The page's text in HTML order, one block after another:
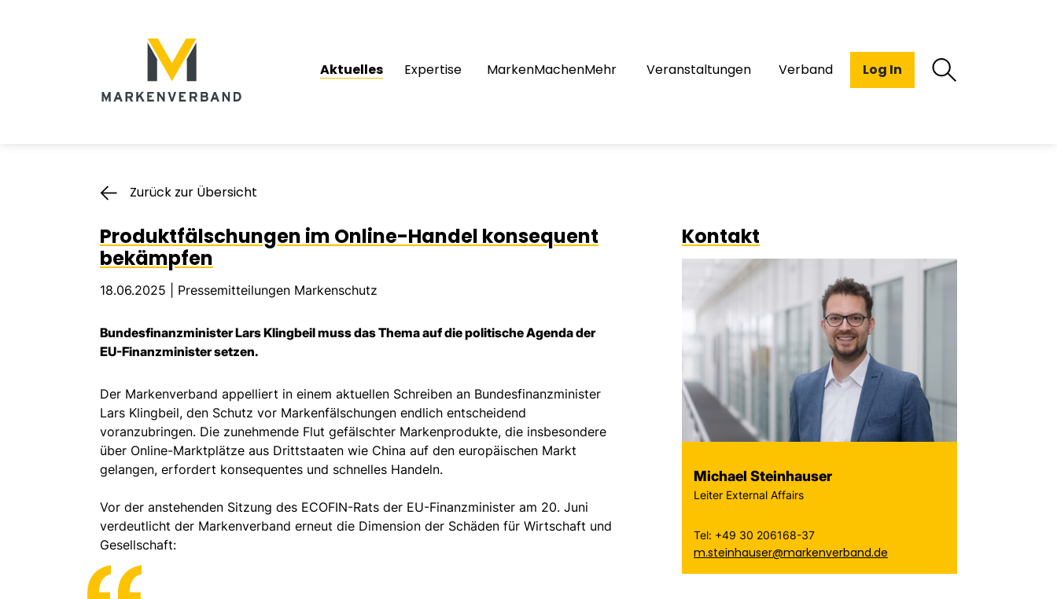
Aktuelles Expertise MarkenMachenMehr Veranstaltungen Verband Log In
Zurück zur Übersicht
Produktfälschungen im Online-Handel konsequent
bekämpfen
18.06.2025 | Pressemitteilungen Markenschutz
Bundesfinanzminister Lars Klingbeil muss das Thema auf die politische Agenda der
EU-Finanzminister setzen.
Der Markenverband appelliert in einem aktuellen Schreiben an Bundesfinanzminister
Lars Klingbeil, den Schutz vor Markenfälschungen endlich entscheidend
voranzubringen. Die zunehmende Flut gefälschter Markenprodukte, die insbesondere
über Online-Marktplätze aus Drittstaaten wie China auf den europäischen Markt
gelangen, erfordert konsequentes und schnelles Handeln.
Vor der anstehenden Sitzung des ECOFIN-Rats der EU-Finanzminister am 20. Juni
verdeutlicht der Markenverband erneut die Dimension der Schäden für Wirtschaft und
Gesellschaft:
Kontakt
Michael Steinhauser
Leiter External Affairs
Tel: +49 30 206168-37
m.steinhauser@markenverband.de